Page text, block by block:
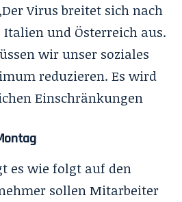
Virus breitet sich nach
und Österreich aus.
wir unser soziales
reduzieren. Es wird
Einschränkungen
es wie folgt auf den
sollen Mitarbeiter